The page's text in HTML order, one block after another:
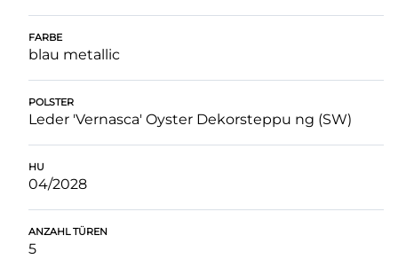
FARBE
blau metallic
POLSTER
Leder 'Vernasca' Oyster Dekorsteppu ng (SW)
HU
04/2028
ANZAHL TÜREN
5